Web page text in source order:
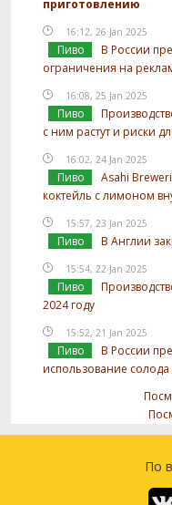
приготовлению
16:12, 26 Jan 2025
Пиво
В России
ограничения на
16:08, 25 Jan 2025
Пиво
с ним растут и риски
16:02, 24 Jan 2025
Пиво
Asahi
коктейль с лимоном
15:57, 23 Jan 2025
Пиво В Англии
15:54, 22 Jan 2025
Пиво
2024 году
15:52, 21 Jan 2025
Пиво
В России
использование солода
По